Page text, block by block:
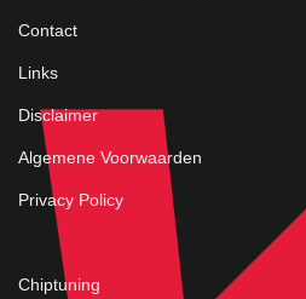
Contact
Links
Disclaimer
Algemene Voorwaarden
Privacy Policy
Chiptuning